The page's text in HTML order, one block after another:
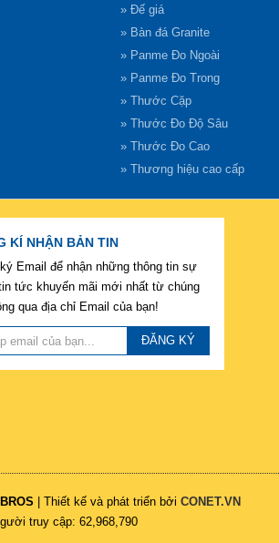
» Đế giá
» Bàn đá Granite
» Panme Đo Ngoài
» Panme Đo Trong
» Thước Cặp
» Thước Đo Độ Sâu
» Thước Đo Cao
» Thương hiệu cao cấp
KÍ NHẬN BẢN TIN
Email để nhận những thông tin sự
tức khuyến mãi mới nhất từ chúng
qua địa chỉ Email của bạn!
ĐĂNG KÝ
| Thiết kế và phát triển bởi CONET.VN
truy cập: 62,968,790